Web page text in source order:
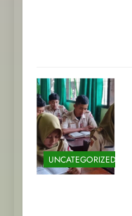
UNCATEGORIZED